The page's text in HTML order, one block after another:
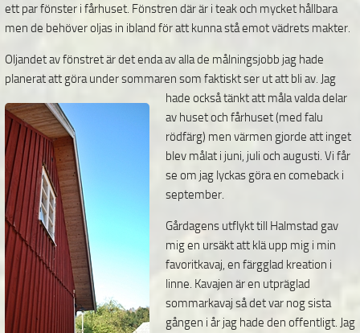
ett par fönster i fårhuset. Fönstren där är i teak och mycket hållbara
men de behöver oljas in ibland för att kunna stå emot vädrets makter.
Oljandet av fönstret är det enda av alla de målningsjobb jag hade
planerat att göra under sommaren som faktiskt ser ut att bli av. Jag
hade också tänkt att måla valda delar
av huset och fårhuset (med falu
rödfärg) men värmen gjorde att inget
blev målat i juni, juli och augusti. Vi får
se om jag lyckas göra en comeback i
september.
Gårdagens utflykt till Halmstad gav
mig en ursäkt att klä upp mig i min
favoritkavaj, en färgglad kreation i
linne. Kavajen är en utpräglad
sommarkavaj så det var nog sista
gången i år jag hade den offentligt. Jag